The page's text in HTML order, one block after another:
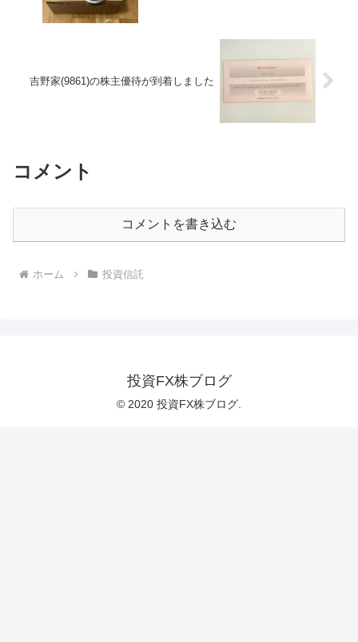
吉野家(9861)の株主優待が到着しました
コメント
コメントを書き込む
ホーム 投資信託
投資FX株ブログ
© 2020 投資FX株ブログ.